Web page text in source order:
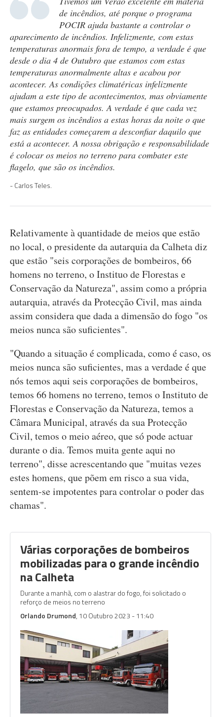
de incêndios, até porque o programa
POCIR ajuda bastante a controlar o
aparecimento de incêndios. Infelizmente, com estas
temperaturas anormais fora de tempo, a verdade é que
desde o dia 4 de Outubro que estamos com estas
temperaturas anormalmente altas e acabou por
acontecer. As condições climatéricas infelizmente
ajudam a este tipo de acontecimentos, mas obviamente
que estamos preocupados. A verdade é que cada vez
mais surgem os incêndios a estas horas da noite o que
faz as entidades começarem a desconfiar daquilo que
está a acontecer. A nossa obrigação e responsabilidade
é colocar os meios no terreno para combater este
flagelo, que são os incêndios.
Carlos Teles.
Relativamente à quantidade de meios que estão
no local, o presidente da autarquia da Calheta diz
que estão "seis corporações de bombeiros, 66
homens no terreno, o Instituo de Florestas e
Conservação da Natureza", assim como a própria
autarquia, através da Protecção Civil, mas ainda
assim considera que dada a dimensão do fogo "os
meios nunca são suficientes".
"Quando a situação é complicada, como é caso, os
meios nunca são suficientes, mas a verdade é que
nós temos aqui seis corporações de bombeiros,
temos 66 homens no terreno, temos o Instituto de
Florestas e Conservação da Natureza, temos a
Câmara Municipal, através da sua Protecção
Civil, temos o meio aéreo, que só pode actuar
durante o dia. Temos muita gente aqui no
terreno", disse acrescentando que "muitas vezes
estes homens, que põem em risco a sua vida,
sentem-se impotentes para controlar o poder das
chamas".
Várias corporações de bombeiros
mobilizadas para o grande incêndio
na Calheta
Durante a manhã, com o alastrar do fogo, foi solicitado o
reforço de meios no terreno
Orlando Drumond, 10 Outubro 2023 - 11:40